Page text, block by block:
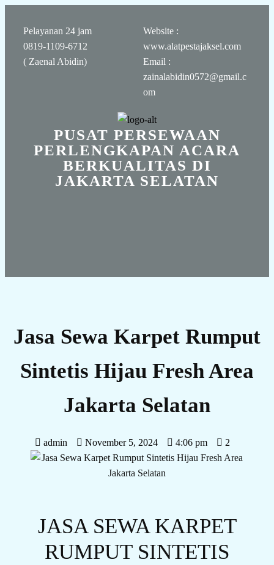
Pelayanan 24 jam
0819-1109-6712
( Zaenal Abidin)
Website :
www.alatpestajaksel.com
Email :
zainalabidin0572@gmail.c
om
PUSAT PERSEWAAN
PERLENGKAPAN ACARA
BERKUALITAS DI
JAKARTA SELATAN
Jasa Sewa Karpet Rumput
Sintetis Hijau Fresh Area
Jakarta Selatan
admin November 5, 2024 4:06 pm 2
JASA SEWA KARPET
RUMPUT SINTETIS